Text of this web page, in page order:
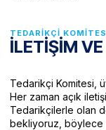
TEDARIKÇI
İLETİŞİM
Tedarikçi Komitesi,
Her zaman açık
Tedarikçilerle olan
bekliyoruz, böylece